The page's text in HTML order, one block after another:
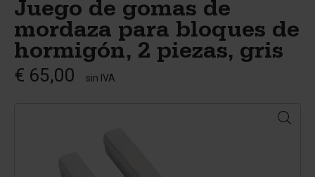
Juego de gomas de
mordaza para bloques de
hormigón, 2 piezas, gris
€ 65,00 sin IVA